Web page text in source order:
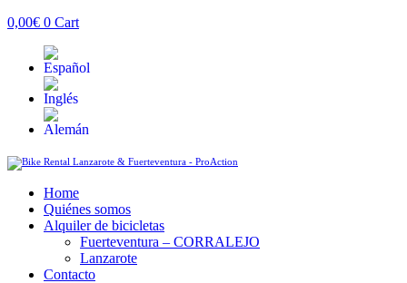
0,00€ 0 Cart
Home
Quiénes somos
Alquiler de bicicletas
Fuerteventura – CORRALEJO
Lanzarote
Contacto